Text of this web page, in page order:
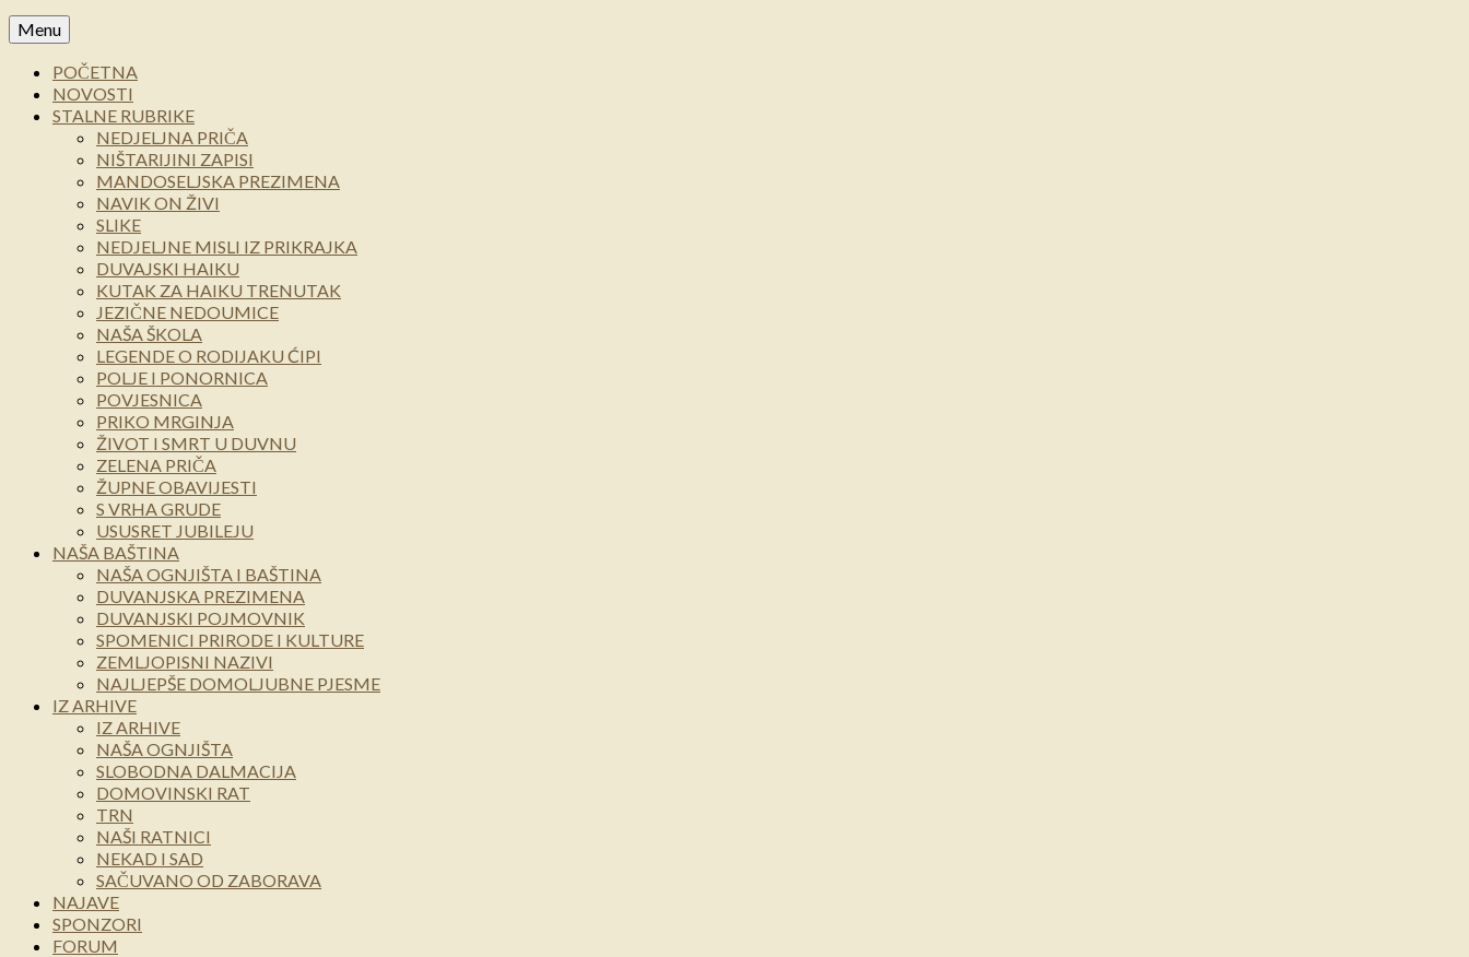
Menu
POČETNA
NOVOSTI
STALNE RUBRIKE
NEDJELJNA PRIČA
NIŠTARIJINI ZAPISI
MANDOSELJSKA PREZIMENA
NAVIK ON ŽIVI
SLIKE
NEDJELJNE MISLI IZ PRIKRAJKA
DUVAJSKI HAIKU
KUTAK ZA HAIKU TRENUTAK
JEZIČNE NEDOUMICE
NAŠA ŠKOLA
LEGENDE O RODIJAKU ĆIPI
POLJE I PONORNICA
POVJESNICA
PRIKO MRGINJA
ŽIVOT I SMRT U DUVNU
ZELENA PRIČA
ŽUPNE OBAVIJESTI
S VRHA GRUDE
USUSRET JUBILEJU
NAŠA BAŠTINA
NAŠA OGNJIŠTA I BAŠTINA
DUVANJSKA PREZIMENA
DUVANJSKI POJMOVNIK
SPOMENICI PRIRODE I KULTURE
ZEMLJOPISNI NAZIVI
NAJLJEPŠE DOMOLJUBNE PJESME
IZ ARHIVE
IZ ARHIVE
NAŠA OGNJIŠTA
SLOBODNA DALMACIJA
DOMOVINSKI RAT
TRN
NAŠI RATNICI
NEKAD I SAD
SAČUVANO OD ZABORAVA
NAJAVE
SPONZORI
FORUM